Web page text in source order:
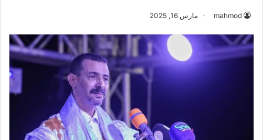
mahmod مارس 16, 2025